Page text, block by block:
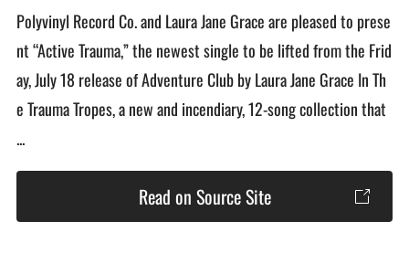
Polyvinyl Record Co. and Laura Jane Grace are pleased to prese
nt “Active Trauma,” the newest single to be lifted from the Frid
ay, July 18 release of Adventure Club by Laura Jane Grace In Th
e Trauma Tropes, a new and incendiary, 12-song collection that
...
Read on Source Site